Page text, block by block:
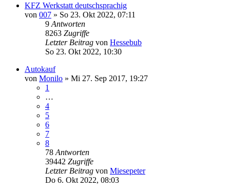
KFZ Werkstatt deutschsprachig
von 007 » So 23. Okt 2022, 07:11
9 Antworten
8263 Zugriffe
Letzter Beitrag von Hessebub
So 23. Okt 2022, 10:30
Autokauf
von Monilo » Mi 27. Sep 2017, 19:27
1
…
4
5
6
7
8
78 Antworten
39442 Zugriffe
Letzter Beitrag von Miesepeter
Do 6. Okt 2022, 08:03